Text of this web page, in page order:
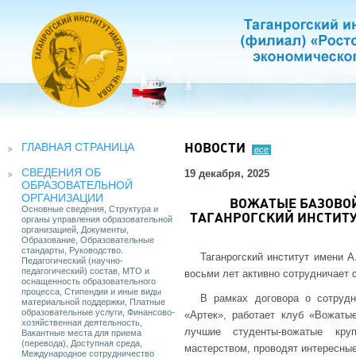
ГЛАВНАЯ СТРАНИЦА
СВЕДЕНИЯ ОБ
ОБРАЗОВАТЕЛЬНОЙ
ОРГАНИЗАЦИИ
Основные сведения, Структура и
органы управления образовательной
организацией, Документы,
Образование, Образовательные
стандарты, Руководство.
Педагогический (научно-
педагогический) состав, МТО и
оснащенность образовательного
процесса, Стипендии и иные виды
материальной поддержки, Платные
образовательные услуги, Финансово-
хозяйственная деятельность,
Вакантные места для приема
(перевода), Доступная среда,
Международное сотрудничество
НОВОСТИ все
19 декабря, 2025
ВОЖАТЫЕ
ТАГАНРОГСКИЙ
Таганрогский институт
восьми лет активно
В рамках договора о
«Артек», работает клуб
лучшие студенты-вожатые
мастерством, проводят